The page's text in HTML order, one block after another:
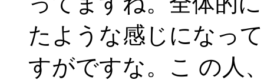
たような感じになっ
すがですな。こ の人